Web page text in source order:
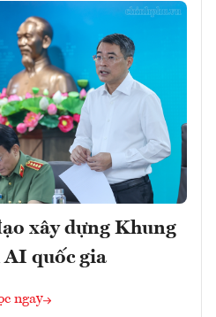
xây dựng Khung
quốc gia
ngay